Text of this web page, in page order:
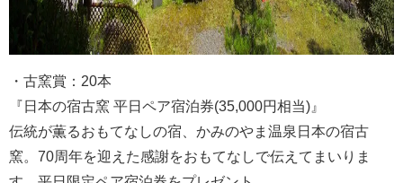
・古窯賞：20本
『日本の宿古窯 平日ペア宿泊券(35,000円相当)』
伝統が薫るおもてなしの宿、かみのやま温泉日本の宿古
窯。70周年を迎えた感謝をおもてなしで伝えてまいりま